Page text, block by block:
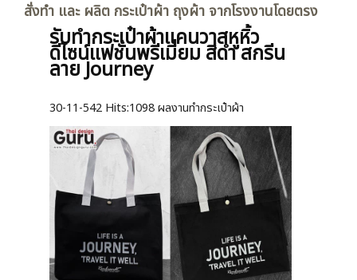
สั่งทำ และ ผลิต กระเป๋าผ้า ถุงผ้า จากโรงงานโดยตรง
รับทำกระเป๋าผ้าแคนวาสหูหิ้ว
ดีไซน์แฟชั่นพรีเมี่ยม สีดำ สกรีน
ลาย Journey
30-11-542 Hits:1098 ผลงานทำกระเป๋าผ้า